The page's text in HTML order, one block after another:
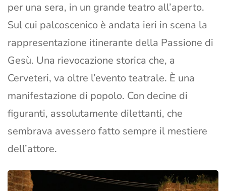
per una sera, in un grande teatro all’aperto.
Sul cui palcoscenico è andata ieri in scena la
rappresentazione itinerante della Passione di
Gesù. Una rievocazione storica che, a
Cerveteri, va oltre l’evento teatrale. È una
manifestazione di popolo. Con decine di
figuranti, assolutamente dilettanti, che
sembrava avessero fatto sempre il mestiere
dell’attore.